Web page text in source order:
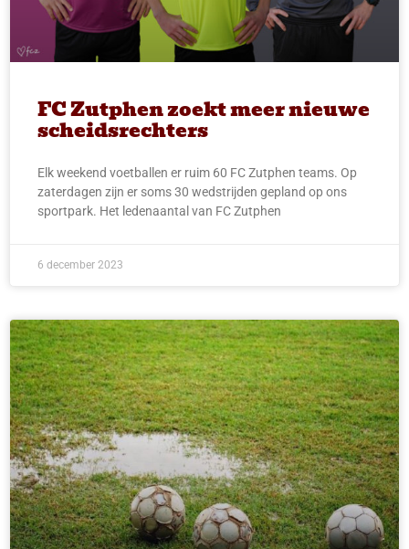
FC Zutphen zoekt meer nieuwe
scheidsrechters
Elk weekend voetballen er ruim 60 FC Zutphen teams. Op
zaterdagen zijn er soms 30 wedstrijden gepland op ons
sportpark. Het ledenaantal van FC Zutphen
6 december 2023